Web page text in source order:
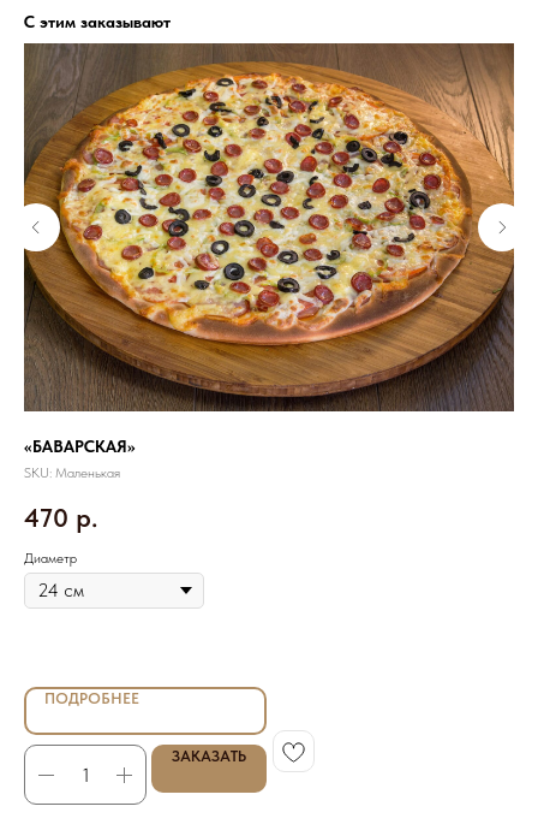
С этим заказывают
«БАВАРСКАЯ»
SKU: Маленькая
470 р.
Диаметр
ПОДРОБНЕЕ
ЗАКАЗАТЬ